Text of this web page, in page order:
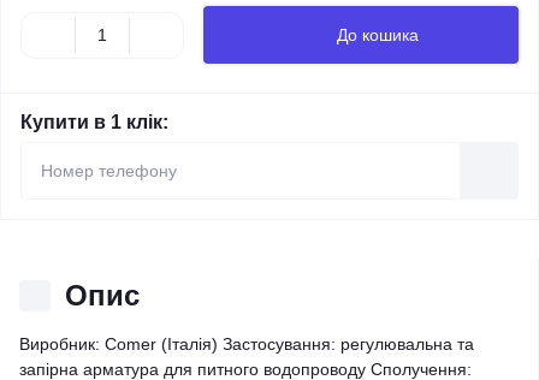
До кошика
Купити в 1 клік:
Опис
Виробник: Comer (Італія) Застосування: регулювальна та
запірна арматура для питного водопроводу Сполучення: